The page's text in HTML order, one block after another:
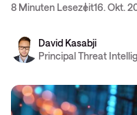
8 Minuten Lesezeit16. Okt.
David Kasabji
Principal Threat